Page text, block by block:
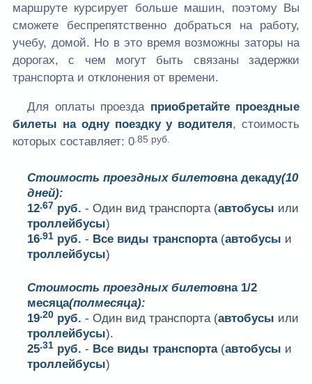
маршруте курсирует больше машин, поэтому Вы
сможете беспрепятственно добраться на работу,
учебу, домой. Но в это время возможны заторы на
дорогах, с чем могут быть связаны задержки
транспорта и отклонения от времени.
Для оплаты проезда приобретайте проездные
билеты на одну поездку у водителя, стоимость
которых составляет: 0 .85 руб.
Стоимость проездных билетовна декаду(10
дней):
12.67 руб. - Один вид транспорта (автобусы или
троллейбусы)
16.91 руб. - Все виды транспорта(автобусы и
троллейбусы)
Стоимость проездных билетовна 1/2
месяца(полмесяца):
19.20 руб. - Один вид транспорта (автобусы или
троллейбусы).
25.31 руб. - Все виды транспорта(автобусы и
троллейбусы)